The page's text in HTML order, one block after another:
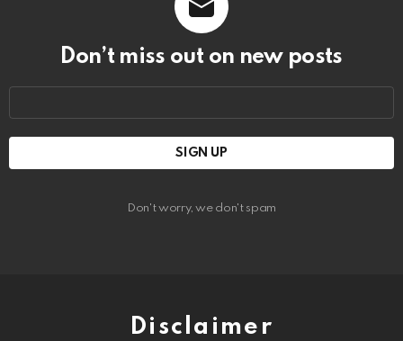
Don’t miss out on new posts
Don't worry, we don't spam
Disclaimer